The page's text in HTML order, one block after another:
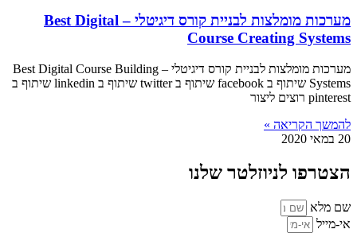
מערכות מומלצות לבניית קורס דיגיטלי – Best Digital
Course Creating Systems
מערכות מומלצות לבניית קורס דיגיטלי – Best Digital Course Building
Systems שיתוף ב facebook שיתוף ב twitter שיתוף ב linkedin שיתוף ב
pinterest רוצים ליצור
להמשך הקריאה »
20 במאי 2020
הצטרפו לניוזלטר שלנו
שם מלא
אי-מייל